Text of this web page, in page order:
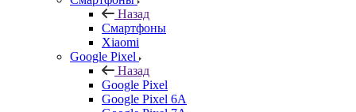
Назад
Смартфоны
Xiaomi
Google Pixel
Назад
Google Pixel
Google Pixel 6A